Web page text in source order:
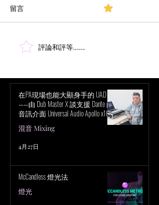
打造第 60 屆超級盃中場秀
光
留言
評論和評等......
在PA現場也能大顯身手的 UAD！
——由 Dub Master X 談支援 Dante 的
音訊介面 Universal Audio Apollo x16D
的魅力
混音 Mixing
4月27日
McCandless 燈光法
燈光